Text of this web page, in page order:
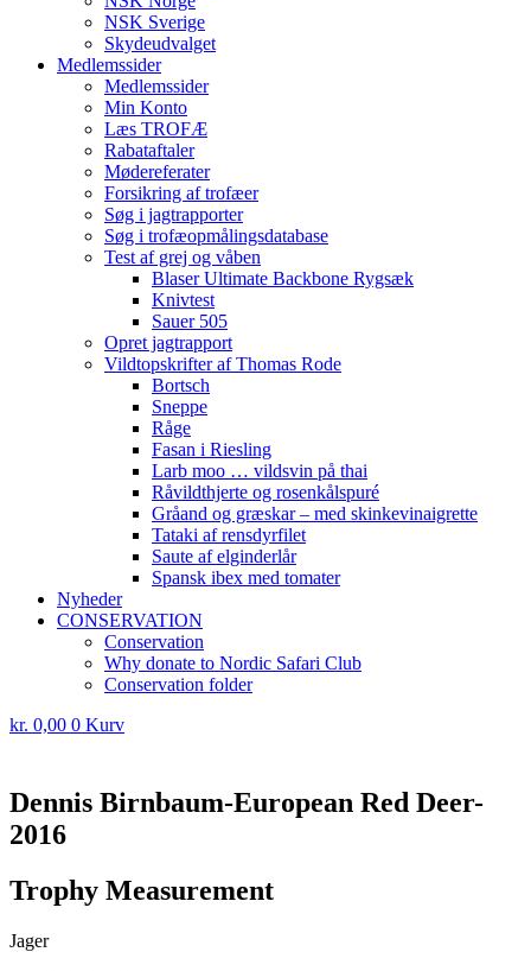
NSK Sverige
Skydeudvalget
Medlemssider
Medlemssider
Min Konto
Læs TROFÆ
Rabataftaler
Mødereferater
Forsikring af trofæer
Søg i jagtrapporter
Søg i trofæopmålingsdatabase
Test af grej og våben
Blaser Ultimate Backbone Rygsæk
Knivtest
Sauer 505
Opret jagtrapport
Vildtopskrifter af Thomas Rode
Bortsch
Sneppe
Råge
Fasan i Riesling
Larb moo … vildsvin på thai
Råvildthjerte og rosenkålspuré
Gråand og græskar – med skinkevinaigrette
Tataki af rensdyrfilet
Saute af elginderlår
Spansk ibex med tomater
Nyheder
CONSERVATION
Conservation
Why donate to Nordic Safari Club
Conservation folder
kr. 0,00 0 Kurv
Dennis Birnbaum-European Red Deer-
2016
Trophy Measurement
Jager